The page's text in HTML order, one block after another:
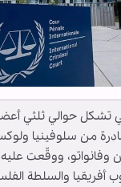
الـ79 والتي تشكل حوالي
من سلوفينيا
وفانواتو، ووقّعت
أفريقيا والسلطة